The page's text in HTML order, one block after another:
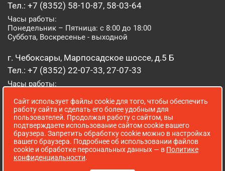
Тел.: +7 (8352) 58-10-87, 58-03-64
Часы работы:
Понедельник – Пятница: с 8:00 до 18:00
Суббота, Воскресенье - выходной
г. Чебоксары, Марпосадское шоссе, д.5 Б
Тел.: +7 (8352) 22-07-33, 27-07-33
Часы работы:
Суббота, Воскресенье: с 8:00 до 16:00
г. Йошкар-Ола, ул. Луначарского, д. 52 А
Тел.: (8362) 41-07-31
Часы работы:
Понедельник – Пятница: с 8:00 до 18:00
Сайт использует файлы cookie для того, чтобы обеспечить
работу сайта и сделать его более удобным для
пользователей. Продолжая работу с сайтом, вы
подтверждаете использование сайтом cookie вашего
браузера. Запретить обработку cookie можно в настройках
вашего браузера. Подробнее об использовании файлов
cookie и обработке персональных данных — в Политике
конфиденциальности.